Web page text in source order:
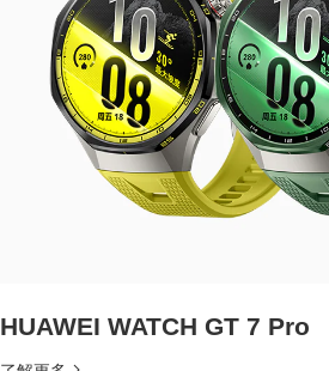
HUAWEI WATCH GT 7 Pro